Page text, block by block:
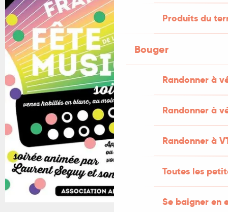
Produits du
Bouger
Randonner à
Randonner à
Randonner à
Toutes les
Se baigner en